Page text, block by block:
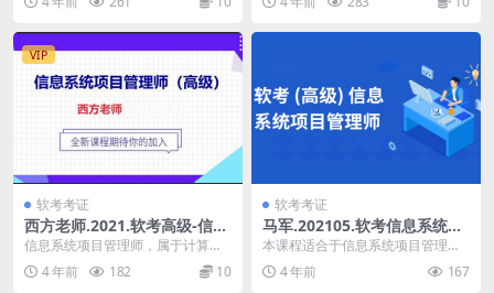
格。通过本考试的合格人...
格。通过本考试的合格人...
VIP
软考考证
西方老师.2021.软考高级-信息
系统项目管理师 | 完结
信息系统项目管理师，属于计算机
技术与软件（高级）专业技术资
格。通过本考试的合格人...
4 年前 182 10
软考考证
马军.202105.软考信息系统项
目管理师 | 完结
本课程适合于信息系统项目管理师
考试者，通过本课程的学习，可以
极大的帮助大家明确考...
4 年前 167